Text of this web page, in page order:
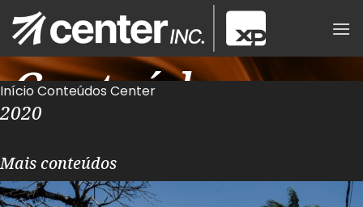
to
content
Conteúdos
Center
Início Conteúdos Center
2020
Mais conteúdos